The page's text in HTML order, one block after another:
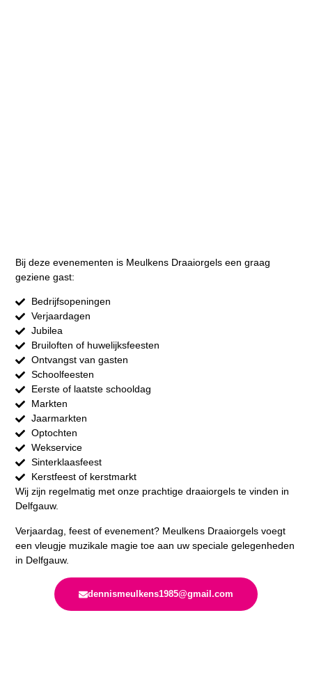
Bij deze evenementen is Meulkens Draaiorgels een graag
geziene gast:
Bedrijfsopeningen
Verjaardagen
Jubilea
Bruiloften of huwelijksfeesten
Ontvangst van gasten
Schoolfeesten
Eerste of laatste schooldag
Markten
Jaarmarkten
Optochten
Wekservice
Sinterklaasfeest
Kerstfeest of kerstmarkt
Wij zijn regelmatig met onze prachtige draaiorgels te vinden in
Delfgauw.
Verjaardag, feest of evenement? Meulkens Draaiorgels voegt
een vleugje muzikale magie toe aan uw speciale gelegenheden
in Delfgauw.
dennismeulkens1985@gmail.com